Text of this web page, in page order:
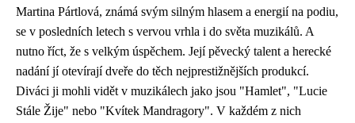
Martina Pártlová, známá svým silným hlasem a energií na podiu,
se v posledních letech s vervou vrhla i do světa muzikálů. A
nutno říct, že s velkým úspěchem. Její pěvecký talent a herecké
nadání jí otevírají dveře do těch nejprestižnějších produkcí.
Diváci ji mohli vidět v muzikálech jako jsou "Hamlet", "Lucie
Stále Žije" nebo "Kvítek Mandragory". V každém z nich